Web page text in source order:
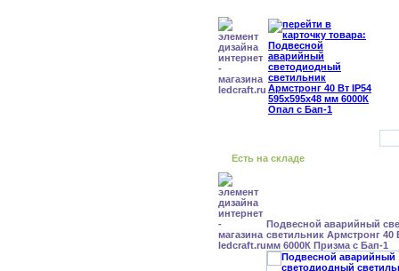
Есть на складе
Подвесной аварийный
светильник Армстронг 40
мм 6000К Призма с Бап-1